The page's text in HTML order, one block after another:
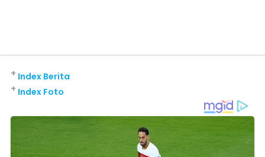
Index Berita
+
Index Foto
+